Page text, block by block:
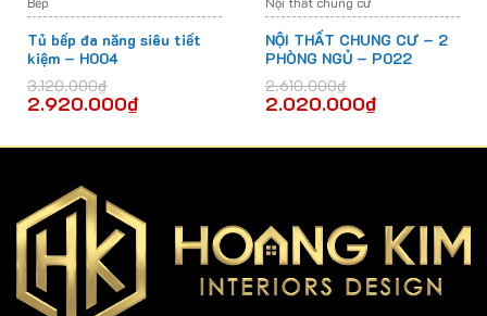
Tủ bếp đa năng siêu tiết
kiệm – H004
3.120.000₫
2.920.000₫
NỘI THẤT CHUNG CƯ – 2
PHÒNG NGỦ – P022
2.610.000₫
2.020.000₫